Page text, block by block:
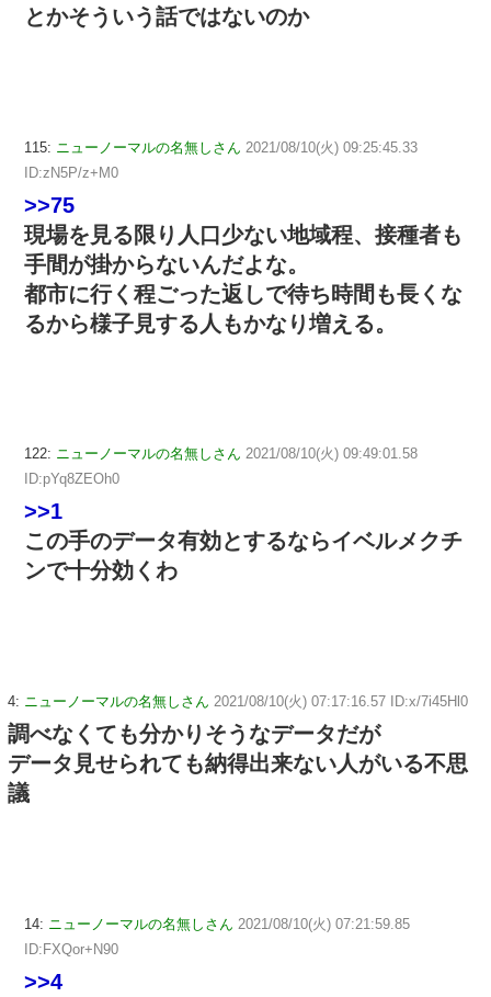
とかそういう話ではないのか
115: ニューノーマルの名無しさん 2021/08/10(火) 09:25:45.33
ID:zN5P/z+M0
>>75
現場を見る限り人口少ない地域程、接種者も
手間が掛からないんだよな。
都市に行く程ごった返しで待ち時間も長くな
るから様子見する人もかなり増える。
122: ニューノーマルの名無しさん 2021/08/10(火) 09:49:01.58
ID:pYq8ZEOh0
>>1
この手のデータ有効とするならイベルメクチ
ンで十分効くわ
4: ニューノーマルの名無しさん 2021/08/10(火) 07:17:16.57 ID:x/7i45Hl0
調べなくても分かりそうなデータだが
データ見せられても納得出来ない人がいる不思
議
14: ニューノーマルの名無しさん 2021/08/10(火) 07:21:59.85
ID:FXQor+N90
>>4